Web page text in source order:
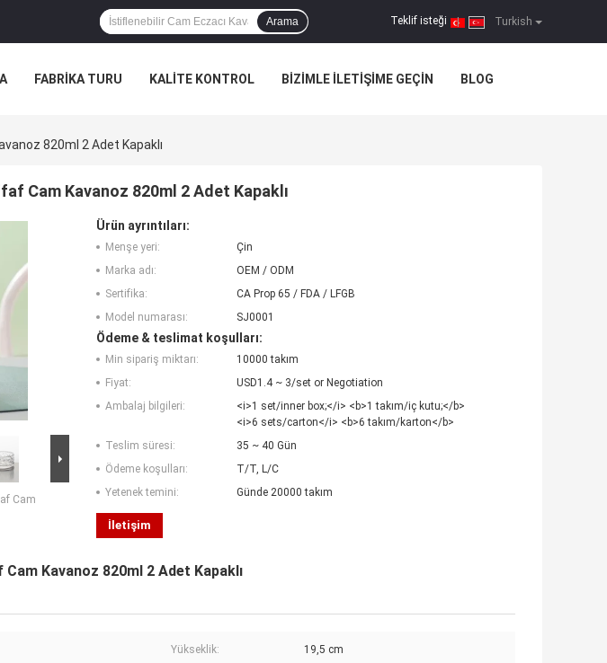
Turkish
Teklif isteği |
Arama
FABRIKA TURU KALITE KONTROL BIZIMLE ILETIŞIME GEÇIN BLOG
820ml 2 Adet Kapaklı
Cam Kavanoz 820ml 2 Adet Kapaklı
Cam
Ürün ayrıntıları:
Menşe yeri:
Çin
Marka adı:
OEM / ODM
Sertifika:
CA Prop 65 / FDA / LFGB
Model numarası:
SJ0001
Ödeme & teslimat koşulları:
Min sipariş miktarı:
10000 takım
Fiyat:
USD1.4 ~ 3/set or Negotiation
Ambalaj bilgileri:
<i>1 set/inner box;</i> <b>1 takım/iç kutu;</b>
<i>6 sets/carton</i> <b>6 takım/karton</b>
Teslim süresi:
35 ~ 40 Gün
Ödeme koşulları:
T/T, L/C
Yetenek temini:
Günde 20000 takım
İletişim
Kavanoz 820ml 2 Adet Kapaklı
Yükseklik: 19,5 cm